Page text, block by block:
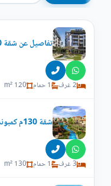
تفاصيل عن شقة 120متر كمبوند سراي المستقبل
2 غرف 1 حمام 120 m²
شقة 130م كمبوند ذا مورنينجز التجمع الخامس
3 غرف 1 حمام 130 m²